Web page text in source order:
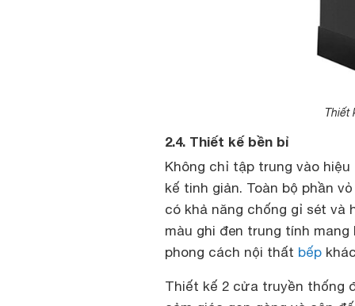
Thiết
2.4. Thiết kế bền bỉ
Không chỉ tập trung vào
kế tinh giản. Toàn bộ phần
có khả năng chống gỉ sét và
màu ghi đen trung tính
phong cách nội thất bếp
Thiết kế 2 cửa truyền thống